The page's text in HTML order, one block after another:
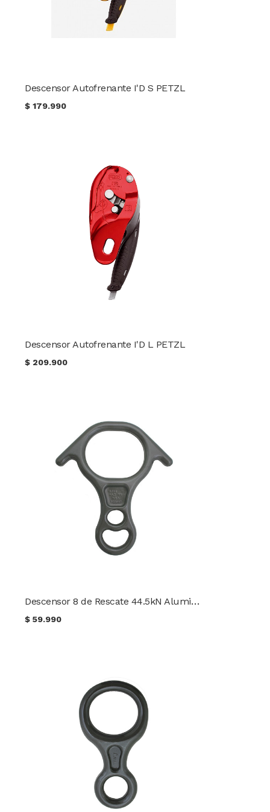
Descensor Autofrenante I'D S PETZL
$179.990
Descensor Autofrenante I'D L PETZL
$ 209.900
Descensor 8 de Rescate 44.5kN Aluminio 6061-T6 CMI
$59.990